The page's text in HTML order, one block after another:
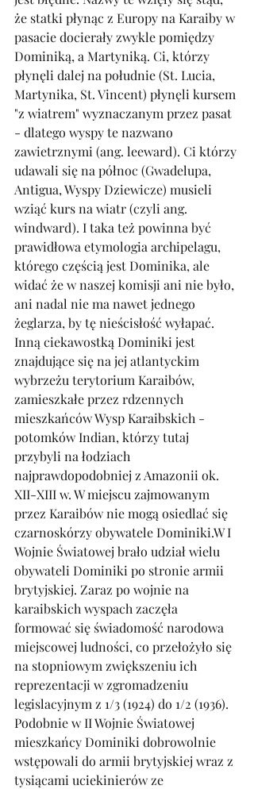
że statki płynąc z Europy na Karaiby w
pasacie docierały zwykle pomiędzy
Dominiką, a Martyniką. Ci, którzy
płynęli dalej na południe (St. Lucia,
Martynika, St. Vincent) płynęli kursem
"z wiatrem" wyznaczanym przez pasat
- dlatego wyspy te nazwano
zawietrznymi (ang. leeward). Ci którzy
udawali się na północ (Gwadelupa,
Antigua, Wyspy Dziewicze) musieli
wziąć kurs na wiatr (czyli ang.
windward). I taka też powinna być
prawidłowa etymologia archipelagu,
którego częścią jest Dominika, ale
widać że w naszej komisji ani nie było,
ani nadal nie ma nawet jednego
żeglarza, by tę nieścisłość wyłapać.
Inną ciekawostką Dominiki jest
znajdujące się na jej atlantyckim
wybrzeżu terytorium Karaibów,
zamieszkałe przez rdzennych
mieszkańców Wysp Karaibskich -
potomków Indian, którzy tutaj
przybyli na łodziach
najprawdopodobniej z Amazonii ok.
XII-XIII w. W miejscu zajmowanym
przez Karaibów nie mogą osiedlać się
czarnoskórzy obywatele Dominiki.W I
Wojnie Światowej brało udział wielu
obywateli Dominiki po stronie armii
brytyjskiej. Zaraz po wojnie na
karaibskich wyspach zaczęła
formować się świadomość narodowa
miejscowej ludności, co przełożyło się
na stopniowym zwiększeniu ich
reprezentacji w zgromadzeniu
legislacyjnym z 1/3 (1924) do 1/2 (1936).
Podobnie w II Wojnie Światowej
mieszkańcy Dominiki dobrowolnie
wstępowali do armii brytyjskiej wraz z
tysiącami uciekinierów ze